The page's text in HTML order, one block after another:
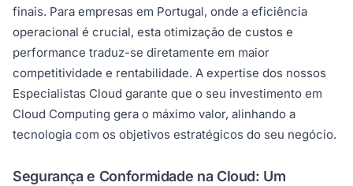
finais. Para empresas em Portugal, onde a eficiência
operacional é crucial, esta otimização de custos e
performance traduz-se diretamente em maior
competitividade e rentabilidade. A expertise dos nossos
Especialistas Cloud garante que o seu investimento em
Cloud Computing gera o máximo valor, alinhando a
tecnologia com os objetivos estratégicos do seu negócio.
Segurança e Conformidade na Cloud: Um